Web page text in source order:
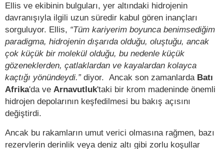
Ellis ve ekibinin bulguları, yer altındaki hidrojenin
davranışıyla ilgili uzun süredir kabul gören inançları
sorguluyor. Ellis, “Tüm kariyerim boyunca benimsediğim
paradigma, hidrojenin dışarıda olduğu, oluştuğu, ancak
çok küçük bir molekül olduğu, bu nedenle küçük
gözeneklerden, çatlaklardan ve kayalardan kolayca
kaçtığı yönündeydi.” diyor. Ancak son zamanlarda Batı
Afrika'da ve Arnavutluk'taki bir krom madeninde önemli
hidrojen depolarının keşfedilmesi bu bakış açısını
değiştirdi.
Ancak bu rakamların umut verici olmasına rağmen, bazı
rezervlerin derinlik veya deniz altı gibi zorlu koşullar